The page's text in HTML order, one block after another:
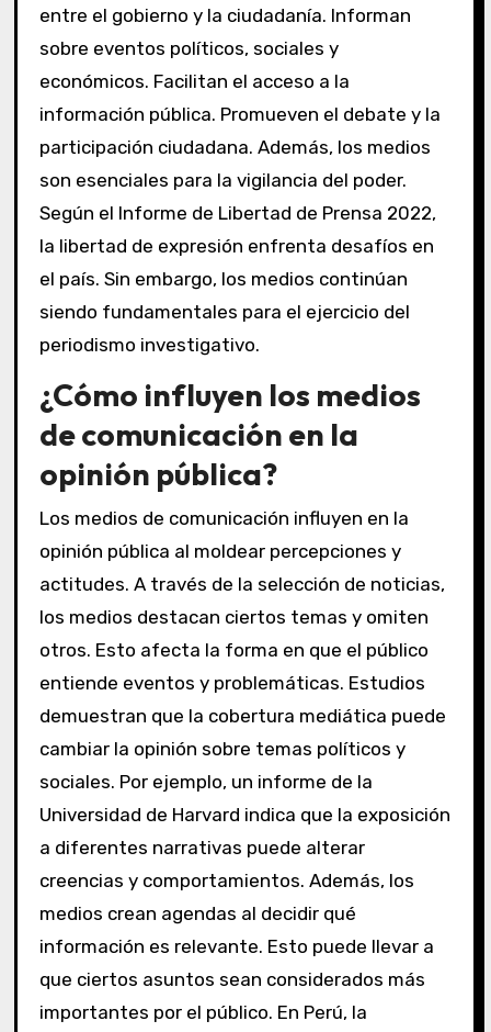
entre el gobierno y la ciudadanía. Informan
sobre eventos políticos, sociales y
económicos. Facilitan el acceso a la
información pública. Promueven el debate y la
participación ciudadana. Además, los medios
son esenciales para la vigilancia del poder.
Según el Informe de Libertad de Prensa 2022,
la libertad de expresión enfrenta desafíos en
el país. Sin embargo, los medios continúan
siendo fundamentales para el ejercicio del
periodismo investigativo.
¿Cómo influyen los medios
de comunicación en la
opinión pública?
Los medios de comunicación influyen en la
opinión pública al moldear percepciones y
actitudes. A través de la selección de noticias,
los medios destacan ciertos temas y omiten
otros. Esto afecta la forma en que el público
entiende eventos y problemáticas. Estudios
demuestran que la cobertura mediática puede
cambiar la opinión sobre temas políticos y
sociales. Por ejemplo, un informe de la
Universidad de Harvard indica que la exposición
a diferentes narrativas puede alterar
creencias y comportamientos. Además, los
medios crean agendas al decidir qué
información es relevante. Esto puede llevar a
que ciertos asuntos sean considerados más
importantes por el público. En Perú, la